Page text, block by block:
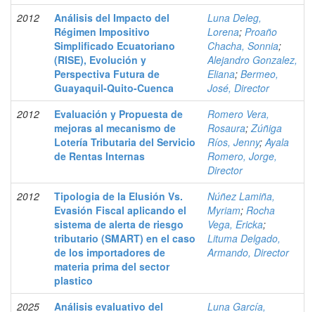
2012
Análisis del Impacto del
Régimen Impositivo
Simplificado Ecuatoriano
(RISE), Evolución y
Perspectiva Futura de
Guayaquil-Quito-Cuenca
Luna Deleg,
Lorena; Proaño
Chacha, Sonnia;
Alejandro Gonzalez,
Eliana; Bermeo,
José, Director
2012
Evaluación y Propuesta de
mejoras al mecanismo de
Lotería Tributaria del Servicio
de Rentas Internas
Romero Vera,
Rosaura;Zúñiga
Ríos, Jenny;Ayala
Romero, Jorge,
Director
2012
Tipologia de la Elusión Vs.
Evasión Fiscal aplicando el
sistema de alerta de riesgo
tributario (SMART) en el caso
de los importadores de
materia prima del sector
plastico
Núñez Lamiña,
Myriam; Rocha
Vega, Ericka;
Lituma Delgado,
Armando, Director
2025 Análisis evaluativo del Luna García,